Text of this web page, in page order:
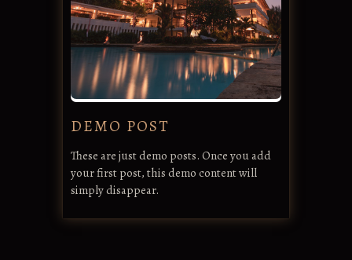
DEMO POST
These are just demo posts. Once you add
your first post, this demo content will
simply disappear.